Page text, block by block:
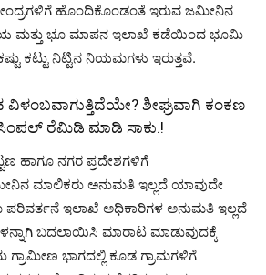
ಕೇಂದ್ರಗಳಿಗೆ ಹೊಂದಿಕೊಂಡಂತೆ ಇರುವ ಜಮೀನಿನ
ಮತ್ತು ಭೂ ಮಾಪನ ಇಲಾಖೆ ಕಡೆಯಿಂದ ಭೂಮಿ
ಕಟ್ಟು ನಿಟ್ಟಿನ ನಿಯಮಗಳು ಇರುತ್ತವೆ.
ಶೀಘ್ರವಾಗಿ ಕಂಕಣ
ರೆಮಿಡಿ ಮಾಡಿ ಸಾಕು.!
ಹಾಗೂ ನಗರ ಪ್ರದೇಶಗಳಿಗೆ
ಮಾಲಿಕರು ಅನುಮತಿ ಇಲ್ಲದೆ ಯಾವುದೇ
ಪರಿವರ್ತನೆ ಇಲಾಖೆ ಅಧಿಕಾರಿಗಳ ಅನುಮತಿ ಇಲ್ಲದೆ
‌ಬದಲಾಯಿಸಿ ಮಾರಾಟ ಮಾಡುವುದಕ್ಕೆ
ಗ್ರಾಮೀಣ ಭಾಗದಲ್ಲಿ ಕೂಡ ಗ್ರಾಮಗಳಿಗೆ